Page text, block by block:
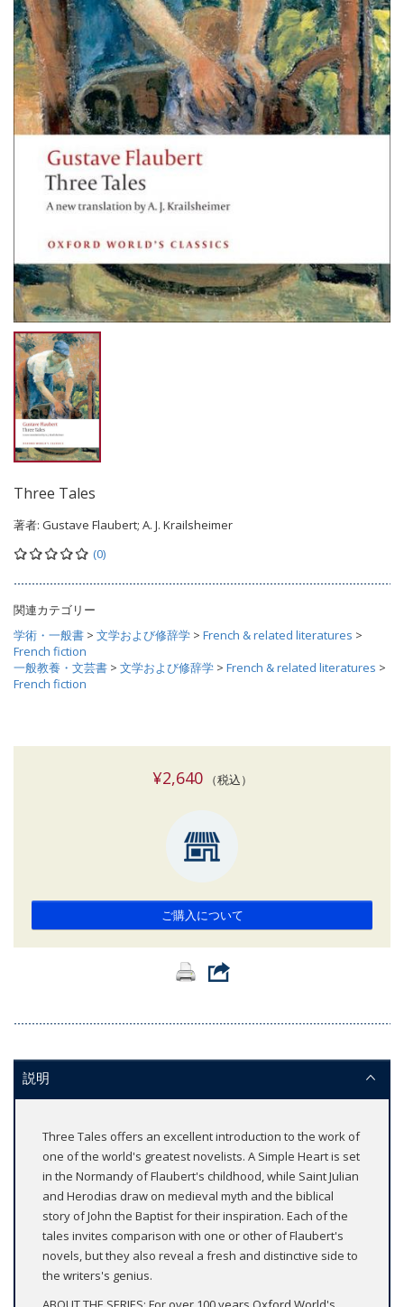
Three Tales
著者: Gustave Flaubert; A. J. Krailsheimer
(0)
関連カテゴリー
学術・一般書 > 文学および修辞学 > French & related literatures >
French fiction
一般教養・文芸書 > 文学および修辞学 > French & related literatures >
French fiction
¥2,640（税込）
ご購入について
説明
Three Tales offers an excellent introduction to the work of
one of the world's greatest novelists. A Simple Heart is set
in the Normandy of Flaubert's childhood, while Saint Julian
and Herodias draw on medieval myth and the biblical
story of John the Baptist for their inspiration. Each of the
tales invites comparison with one or other of Flaubert's
novels, but they also reveal a fresh and distinctive side to
the writers's genius.